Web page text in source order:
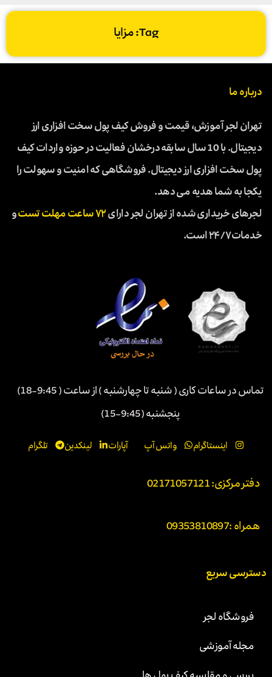
Tag: مزایا
درباره ما
تهران لجر آموزش، قیمت و فروش کیف پول سخت افزاری ارز
دیجیتال. با 10 سال سابقه درخشان فعالیت در حوزه واردات کیف
پول سخت افزاری ارز دیجیتال. فروشگاهی که امنیت و سهولت را
یکجا به شما هدیه می دهد.
لجرهای خریداری شده از تهران لجر دارای۷۲ ساعت مهلت تست
و
خدمات ۲۴/۷ است.
تماس در ساعات کاری ( شنبه تا چهارشنبه ) از ساعت ( 9:45-18)
پنجشنبه (9:45-15)
اینستاگرام واتس آپ آپارات لینکدین تلگرام
دفتر مرکزی: 02171057121
همراه :09353810897
دسترسی سریع
فروشگاه لجر
مجله آموزشی
بررسی و مقایسه کیف پول ها